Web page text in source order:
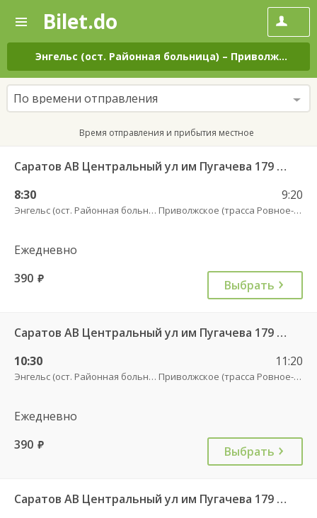
—
Поиск
и
покупка
билетов
на
автобус
онлайн
Bilet.do
Энгельс (ост. Районная больница) – Приволжское (трасса Ровное-Старая Полтавка)
По времени отправления
Время отправления и прибытия местное
Саратов АВ Центральный ул им Пугачева 179 А — Старая Полтавка
8:30
Энгельс (ост. Районная больница)
9:20
Приволжское (трасса Ровное-Старая Полтавка)
Ежедневно
390 руб. Выбрать
Саратов АВ Центральный ул им Пугачева 179 А — Старая Полтавка
10:30
Энгельс (ост. Районная больница)
11:20
Приволжское (трасса Ровное-Старая Полтавка)
Ежедневно
390 руб. Выбрать
Саратов АВ Центральный ул им Пугачева 179 А — Старая Полтавка